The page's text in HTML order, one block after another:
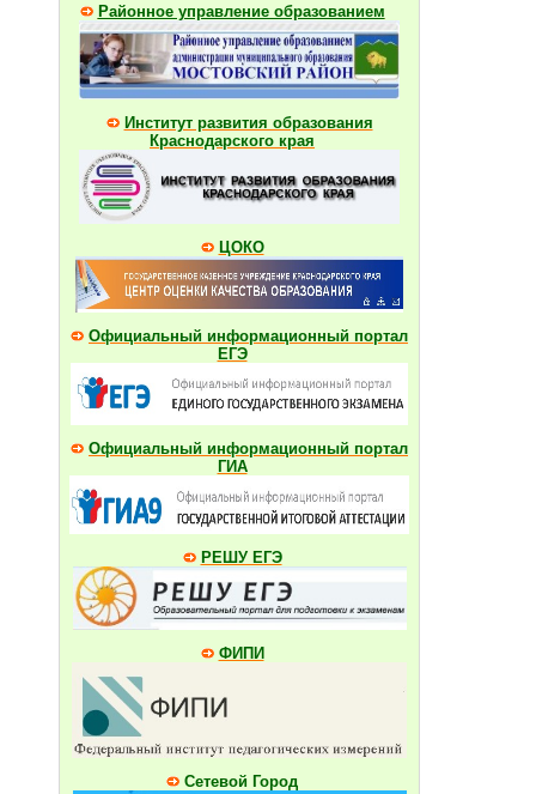
Районное управление образованием
Институт развития образования
Краснодарского края
ЦОКО
Официальный информационный портал
ЕГЭ
Официальный информационный портал
ГИА
РЕШУ ЕГЭ
ФИПИ
Сетевой Город